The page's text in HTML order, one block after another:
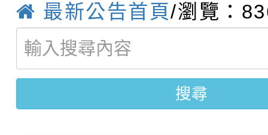
畫影片一案
劇比賽實施要點」及修
表
轉知：桃園市115年度
敬師藝文競賽』實施計
【甄選結果(第11招)】
學年度第1學期第7次
【甄選結果(第3招)】
最新公告首頁/瀏覽：
搜尋